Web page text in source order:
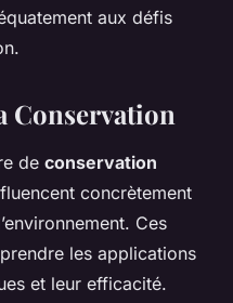
aux défis
Conservation
de conservation
concrètement
Ces
les applications
et leur efficacité.